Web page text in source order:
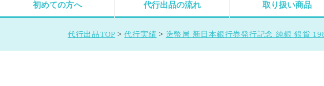
初めての方へ 代行出品の流れ 取り扱い商品
代行出品TOP >代行実績 > 造幣局 新日本銀行券発行記念 純銀 銀貨